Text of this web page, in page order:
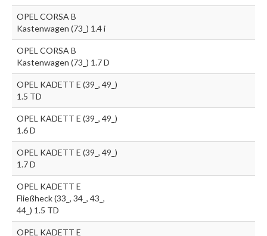
OPEL CORSA B
Kastenwagen (73_) 1.4 i
OPEL CORSA B
Kastenwagen (73_) 1.7 D
OPEL KADETT E (39_, 49_)
1.5 TD
OPEL KADETT E (39_, 49_)
1.6 D
OPEL KADETT E (39_, 49_)
1.7 D
OPEL KADETT E
Fließheck (33_, 34_, 43_,
44_) 1.5 TD
OPEL KADETT E